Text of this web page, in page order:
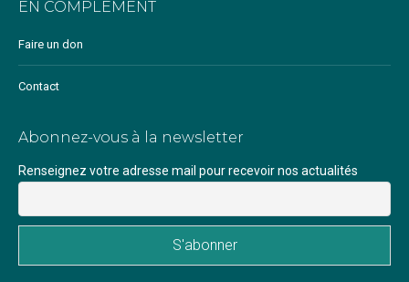
EN COMPLÉMENT
Faire un don
Contact
Abonnez-vous à la newsletter
Renseignez votre adresse mail pour recevoir nos actualités